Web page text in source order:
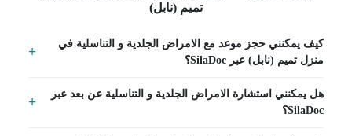
تميم (نابل)
كيف يمكنني حجز موعد مع الامراض الجلدية و التناسلية في
منزل تميم (نابل) عبر SilaDoc؟
هل يمكنني استشارة الامراض الجلدية و التناسلية عن بعد عبر
SilaDoc؟